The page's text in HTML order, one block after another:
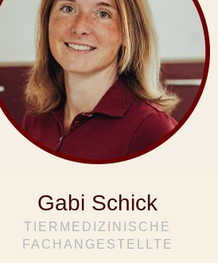
Gabi Schick
TIERMEDIZINISCHE
FACHANGESTELLTE